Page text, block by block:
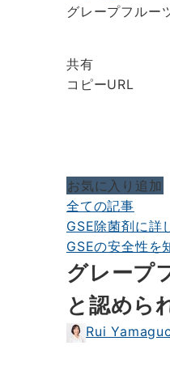
グレープフルー
共有
コピーURL
お気に入り追加
全ての記事
GSE除菌剤に詳
GSEの安全性を
グレープ
と認めら
Rui